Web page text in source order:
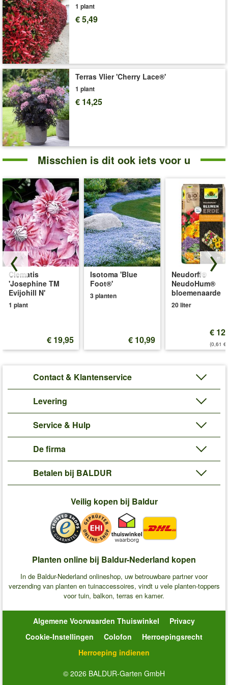
Levering omvat:2- liter containerpot, ca. 60-80 cm hoog
'Clematis'
Plant- en Verzorgingstips
1 plant
€ 5,49
Terras Vlier 'Cherry Lace®'
1 plant
€ 14,25
Misschien is dit ook iets voor u
Clematis
'Josephine TM
Evijohill N'
1 plant
€ 19,95
Isotoma 'Blue
Foot®'
3 planten
€ 10,99
Neudorff®
NeudoHum®
bloemenaarde
20 liter
€
(0,61
Contact & Klantenservice
Levering
Service & Hulp
De firma
Betalen bij BALDUR
Veilig kopen bij Baldur
Planten online bij Baldur-Nederland kopen
In de Baldur-Nederland onlineshop, uw betrouwbare partner voor
verzending van planten en tuinaccessoires, vindt u vele planten-toppers
voor tuin, balkon, terras en kamer.
Algemene Voorwaarden Thuiswinkel
Privacy
Cookie-Instellingen
Colofon
Herroepingsrecht
Herroeping indienen
© 2026 BALDUR-Garten GmbH